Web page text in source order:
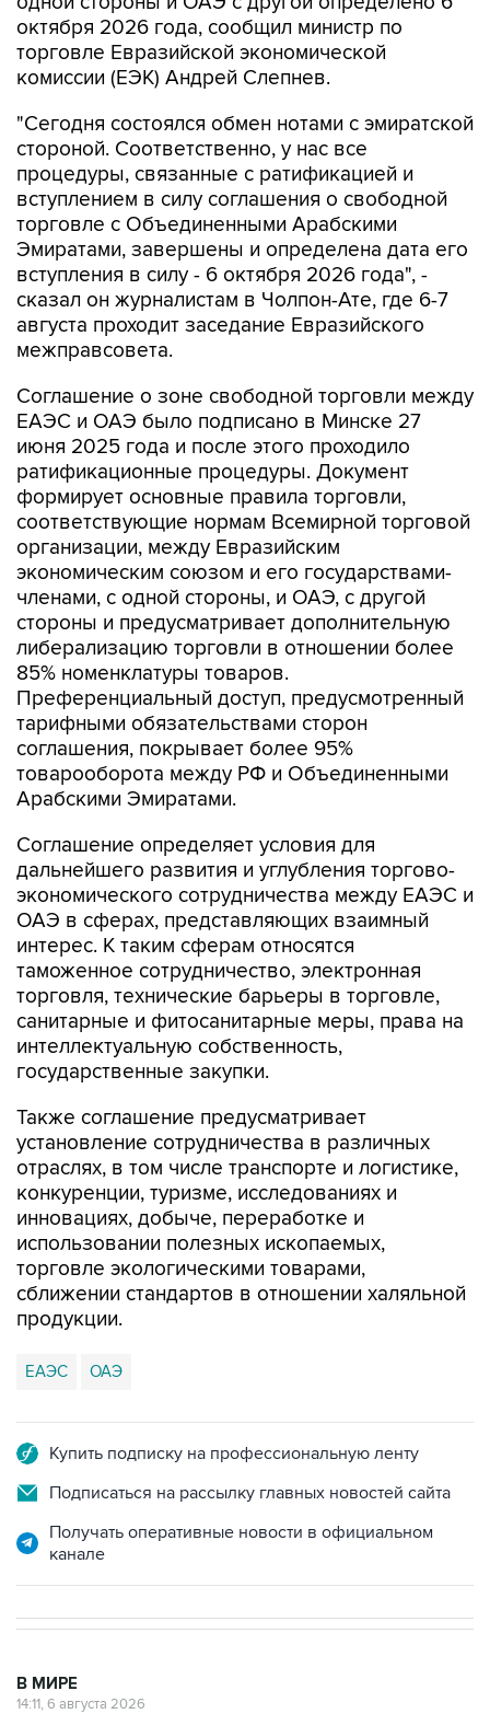
октября 2026 года, сообщил министр по
торговле Евразийской экономической
комиссии (ЕЭК) Андрей Слепнев.
"Сегодня состоялся обмен нотами с эмиратской
стороной. Соответственно, у нас все
процедуры, связанные с ратификацией и
вступлением в силу соглашения о свободной
торговле с Объединенными Арабскими
Эмиратами, завершены и определена дата его
вступления в силу - 6 октября 2026 года", -
сказал он журналистам в Чолпон-Ате, где 6-7
августа проходит заседание Евразийского
межправсовета.
Соглашение о зоне свободной торговли между
ЕАЭС и ОАЭ было подписано в Минске 27
июня 2025 года и после этого проходило
ратификационные процедуры. Документ
формирует основные правила торговли,
соответствующие нормам Всемирной торговой
организации, между Евразийским
экономическим союзом и его государствами-
членами, с одной стороны, и ОАЭ, с другой
стороны и предусматривает дополнительную
либерализацию торговли в отношении более
85% номенклатуры товаров.
Преференциальный доступ, предусмотренный
тарифными обязательствами сторон
соглашения, покрывает более 95%
товарооборота между РФ и Объединенными
Арабскими Эмиратами.
Соглашение определяет условия для
дальнейшего развития и углубления торгово-
экономического сотрудничества между ЕАЭС и
ОАЭ в сферах, представляющих взаимный
интерес. К таким сферам относятся
таможенное сотрудничество, электронная
торговля, технические барьеры в торговле,
санитарные и фитосанитарные меры, права на
интеллектуальную собственность,
государственные закупки.
Также соглашение предусматривает
установление сотрудничества в различных
отраслях, в том числе транспорте и логистике,
конкуренции, туризме, исследованиях и
инновациях, добыче, переработке и
использовании полезных ископаемых,
торговле экологическими товарами,
сближении стандартов в отношении халяльной
продукции.
ЕАЭС ОАЭ
Купить подписку на профессиональную ленту
Подписаться на рассылку главных новостей сайта
Получать оперативные новости в официальном
канале
В МИРЕ
14:11, 6 августа 2026